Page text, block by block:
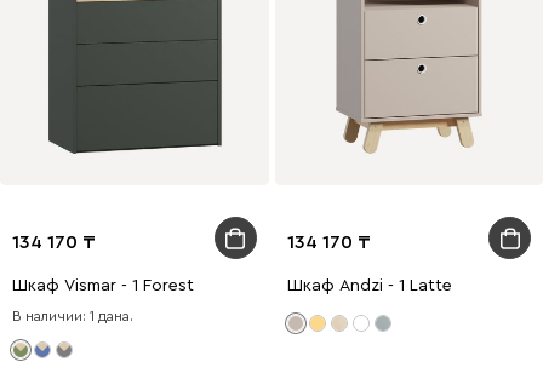
134 170
Шкаф Vismar - 1 Forest
В наличии: 1 дана.
134 170
Шкаф Andzi - 1 Latte